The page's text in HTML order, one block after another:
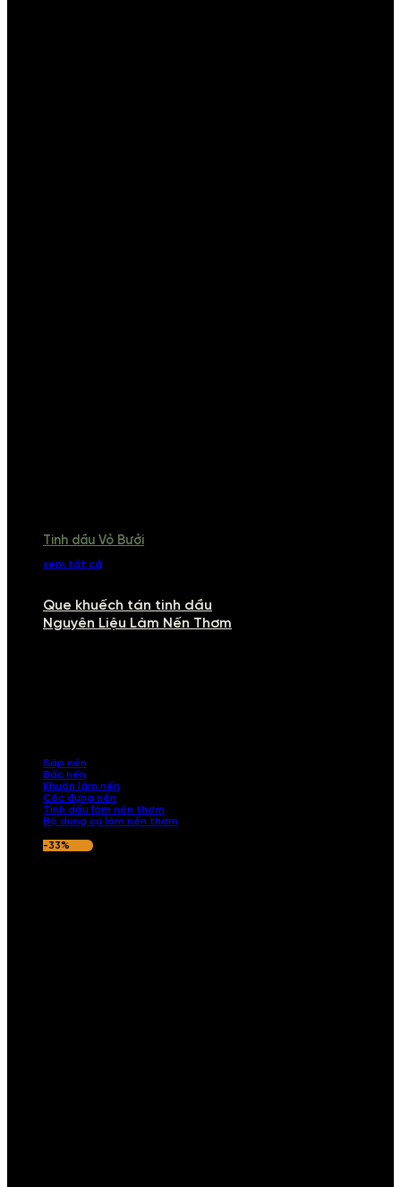
Tinh dầu Vỏ Bưởi
xem tất cả
Que khuếch tán tinh dầu
Nguyên Liệu Làm Nến Thơm
Sáp nến
Bấc nến
Khuôn làm nến
Cốc đựng nến
Tinh dầu làm nến thơm
Bộ dụng cụ làm nến thơm
-33%